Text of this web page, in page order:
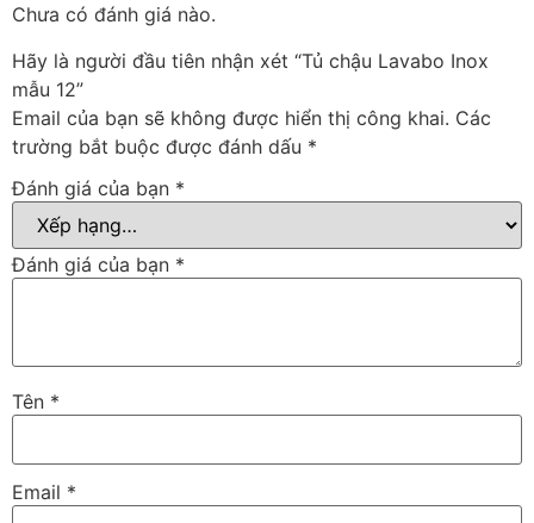
Chưa có đánh giá nào.
Hãy là người đầu tiên nhận xét “Tủ chậu Lavabo Inox
mẫu 12”
Email của bạn sẽ không được hiển thị công khai. Các
trường bắt buộc được đánh dấu *
Đánh giá của bạn *
Đánh giá của bạn *
Tên *
Email *